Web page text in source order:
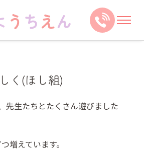
く(ほし組)
先生たちとたくさん遊びました
増えています。